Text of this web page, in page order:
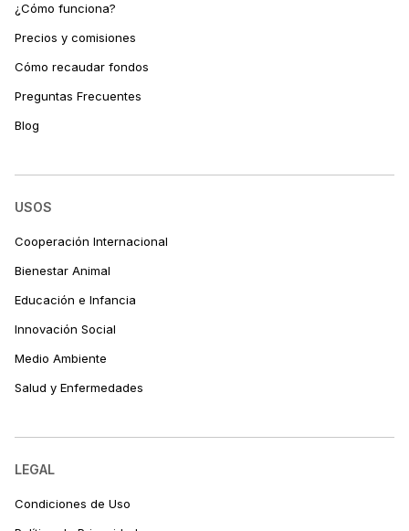
¿Cómo funciona?
Precios y comisiones
Cómo recaudar fondos
Preguntas Frecuentes
Blog
USOS
Cooperación Internacional
Bienestar Animal
Educación e Infancia
Innovación Social
Medio Ambiente
Salud y Enfermedades
LEGAL
Condiciones de Uso